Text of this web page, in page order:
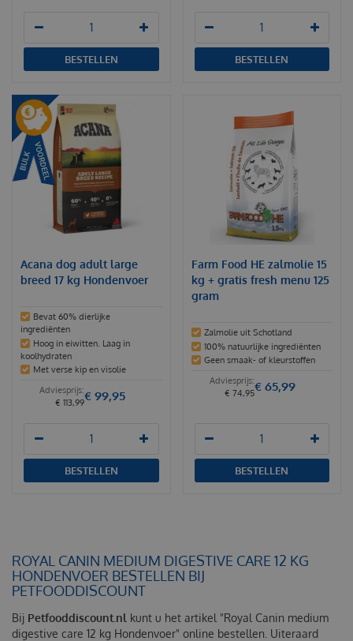
BESTELLEN BESTELLEN
Acana dog adult large
breed 17 kg Hondenvoer
Bevat 60% dierlijke
ingrediënten
Hoog in eiwitten. Laag in
koolhydraten
Met verse kip en visolie
€ 113,99€ 99,95
BESTELLEN
Farm Food HE zalmolie 15
kg + gratis fresh menu 125
gram
Zalmolie uit Schotland
100% natuurlijke ingrediënten
Geen smaak- of kleurstoffen
€ 74,95€ 65,99
BESTELLEN
ROYAL CANIN MEDIUM DIGESTIVE CARE 12 KG
HONDENVOER BESTELLEN BIJ
PETFOODDISCOUNT
Bij Petfooddiscount.nl kunt u het artikel "Royal Canin medium
digestive care 12 kg Hondenvoer" online bestellen. Uiteraard